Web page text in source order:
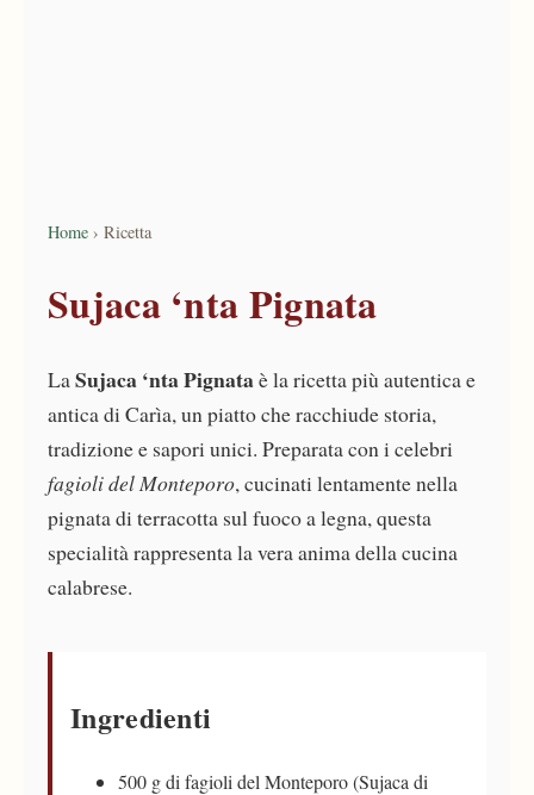
Home › Ricetta
Sujaca ‘nta Pignata
LaSujaca ‘nta Pignataè la ricetta più autentica e
antica di Carìa, un piatto che racchiude storia,
tradizione e sapori unici. Preparata con i celebri
fagioli del Monteporo, cucinati lentamente nella
pignata di terracotta sul fuoco a legna, questa
specialità rappresenta la vera anima della cucina
calabrese.
Ingredienti
500 g di fagioli del Monteporo (Sujaca di